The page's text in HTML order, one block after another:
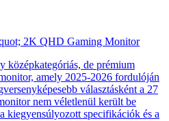
2K QHD Gaming Monitor
de prémium
amely 2025-2026 fordulóján
választásként a 27
nem véletlenül került be
kiegyensúlyozott specifikációk és a